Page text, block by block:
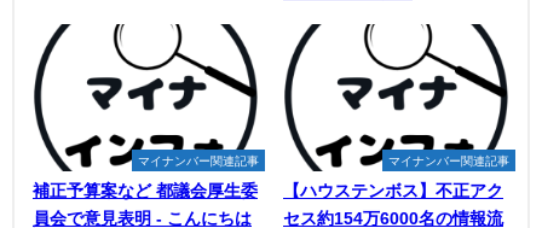
マイナンバー関連記事
補正予算案など 都議会厚生委
員会で意見表明 - こんにちは
マイナンバー関連記事
【ハウステンボス】不正アク
セス約154万6000名の情報流